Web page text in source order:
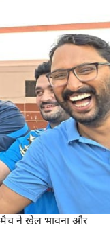
मैच ने खेल भावना और